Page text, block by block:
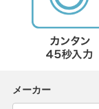
メーカー